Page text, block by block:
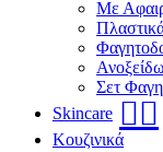
Με
Σετ
Skincare 🧖‍♀️
Κουζινικά